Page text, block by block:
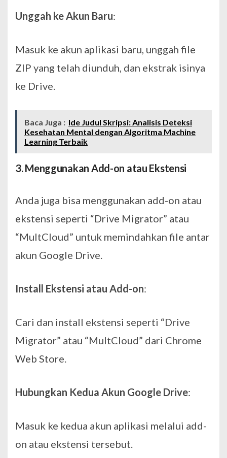
Unggah ke Akun Baru:
Masuk ke akun aplikasi baru, unggah file
ZIP yang telah diunduh, dan ekstrak isinya
ke Drive.
Baca Juga : Ide Judul Skripsi: Analisis Deteksi
Kesehatan Mental dengan Algoritma Machine
Learning Terbaik
3. Menggunakan Add-on atau Ekstensi
Anda juga bisa menggunakan add-on atau
ekstensi seperti “Drive Migrator” atau
“MultCloud” untuk memindahkan file antar
akun Google Drive.
Install Ekstensi atau Add-on:
Cari dan install ekstensi seperti “Drive
Migrator” atau “MultCloud” dari Chrome
Web Store.
Hubungkan Kedua Akun Google Drive:
Masuk ke kedua akun aplikasi melalui add-
on atau ekstensi tersebut.